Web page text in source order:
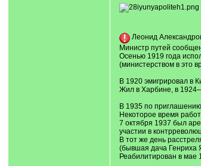
Леонид
Министр путей
Осенью 1919 года
(министерством в это
В 1920 эмигрировал в
Жил в Харбине, в
В 1935 по
Некоторое время
7 октября 1937 был
участии в
В тот же день
(бывшая дача Генриха
Реабилитирован в